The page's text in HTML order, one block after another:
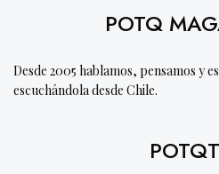
POTQ
Desde 2005 hablamos, pensamos y
escuchándola desde Chile.